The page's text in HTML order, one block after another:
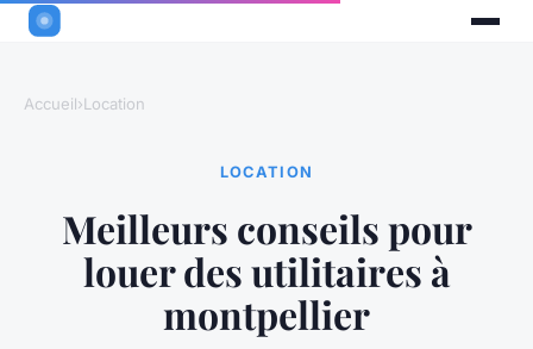
Accueil›Location
LOCATION
Meilleurs conseils pour
louer des utilitaires à
montpellier